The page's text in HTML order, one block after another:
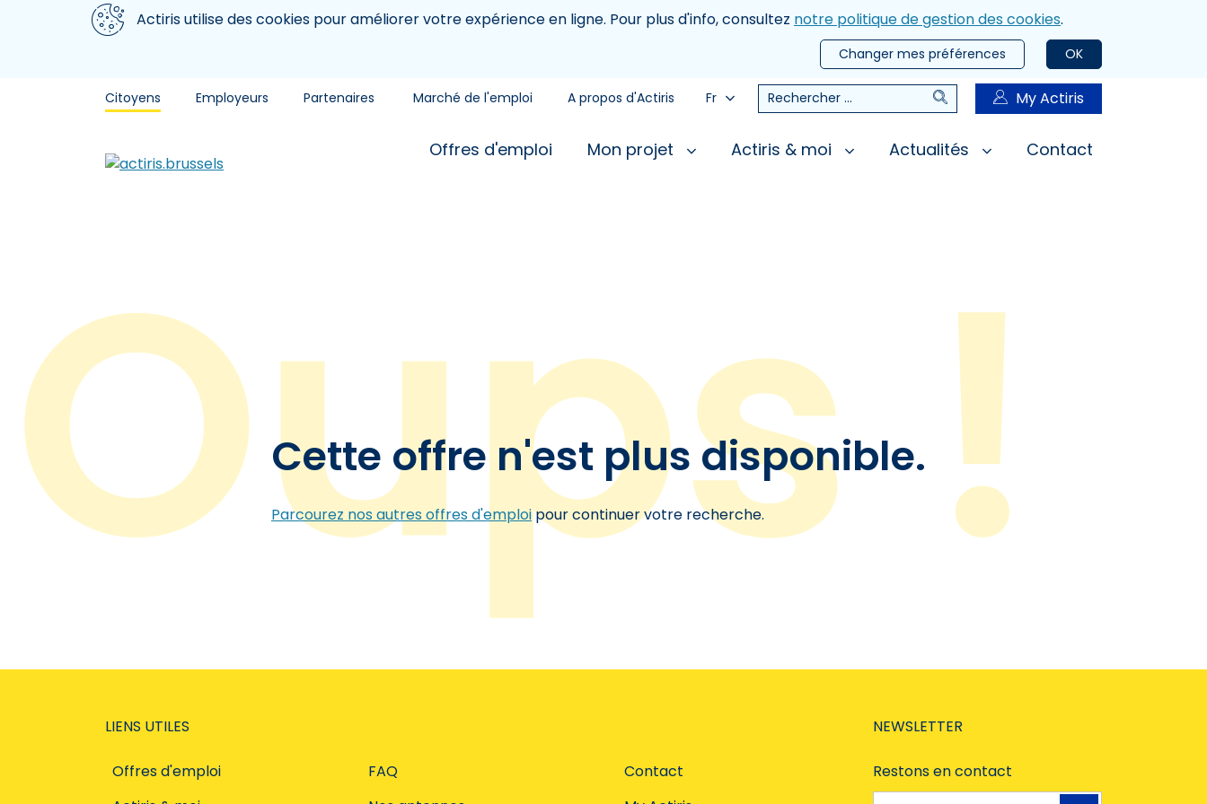
Aller au contenu principal
Nous utilisons des cookiesActiris utilise des cookies pour améliorer votre expérience en ligne. Pour plus d'info, consultez notre politique de gestion des cookies.
OK
Changer mes préférences
Citoyens Employeurs Partenaires Marché de l'emploi A propos d'Actiris Fr Rechercher RechercherMy Actiris
Offres d'emploi Mon projet Actiris & moi Actualités Contact
Cette offre n'est plus disponible.
Parcourez nos autres offres d'emploipour continuer votre recherche.
LIENS UTILES
Offres d'emploi
FAQ
Contact
NEWSLETTER
Restons en contact